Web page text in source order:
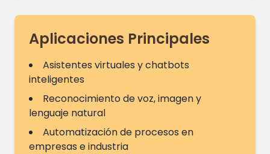
Aplicaciones Principales
Asistentes virtuales y chatbots
inteligentes
Reconocimiento de voz, imagen y
lenguaje natural
Automatización de procesos en
empresas e industria